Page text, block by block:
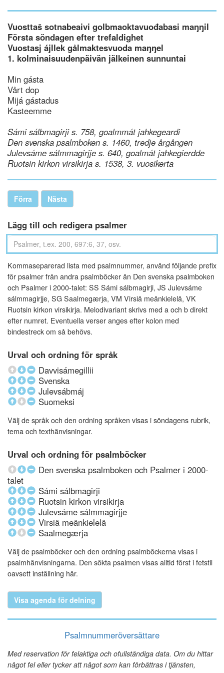
Vuosttaš sotnabeaivi golbmaoktavuođabasi maŋŋil
Första söndagen efter trefaldighet
Vuostasj ájllek gålmaktesvuoda maŋŋel
1. kolminaisuudenpäivän jälkeinen sunnuntai
Min gásta
Vårt dop
Mijá gástadus
Kasteemme
Sámi sálbmagirji s. 758, goalmmát jahkegeardi
Den svenska psalmboken s. 1460, tredje årgången
Julevsáme sálmmagirjje s. 640, goalmát jahkegierdde
Ruotsin kirkon virsikirja s. 1538, 3. vuosikerta
Förra Nästa
Lägg till och redigera psalmer
Kommaseparerad lista med psalmnummer, använd följande prefix
för psalmer från andra psalmböcker än Den svenska psalmboken
och Psalmer i 2000-talet: SS Sámi sálbmagirji, JS Julevsáme
sálmmagirjje, SG Saalmegærja, VM Virsiä meänkielelä, VK
Ruotsin kirkon virsikirja. Melodivariant skrivs med a och b direkt
efter numret. Eventuella verser anges efter kolon med
bindestreck om så behövs.
Urval och ordning för språk
Davvisámegillii
Svenska
Julevsábmáj
Suomeksi
Välj de språk och den ordning språken visas i söndagens rubrik,
tema och texthänvisningar.
Urval och ordning för psalmböcker
Den svenska psalmboken och Psalmer i 2000-
talet
Sámi sálbmagirji
Ruotsin kirkon virsikirja
Julevsáme sálmmagirjje
Virsiä meänkielelä
Saalmegærja
Välj de psalmböcker och den ordning psalmböckerna visas i
psalmhänvisningarna. Den sökta psalmen visas alltid först i fetstil
oavsett inställning här.
Visa agenda för delning
Psalmnummeröversättare
Med reservation för felaktiga och ofullständiga data. Om du hittar
något fel eller tycker att något som kan förbättras i tjänsten,